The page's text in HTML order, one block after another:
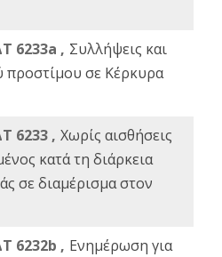
6233a , Συλλήψεις και
προστίμου σε Κέρκυρα
6233 , Χωρίς αισθήσεις
κατά τη διάρκεια
σε διαμέρισμα στον
6232b , Ενημέρωση για